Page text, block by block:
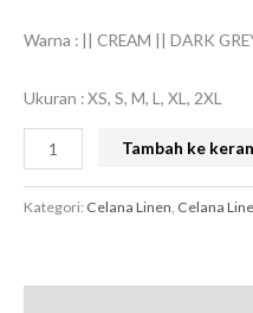
Warna : || CREAM || DARK
Ukuran : XS, S, M, L, XL, 2XL
Tambah ke
Kategori: Celana Linen, Celana